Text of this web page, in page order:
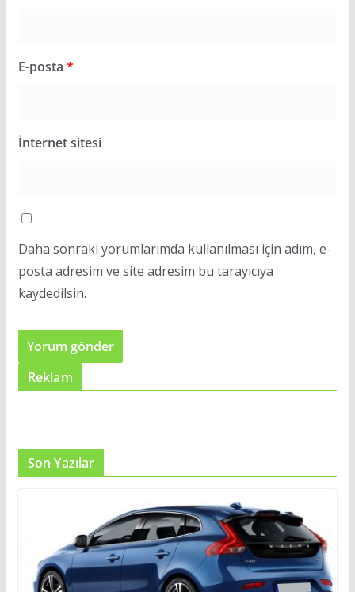
E-posta *
İnternet sitesi
Daha sonraki yorumlarımda kullanılması için adım, e-
posta adresim ve site adresim bu tarayıcıya
kaydedilsin.
Reklam
Son Yazılar